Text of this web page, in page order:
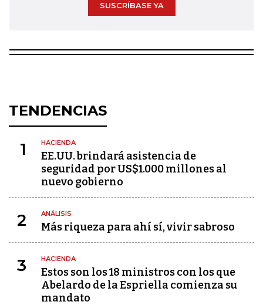
SUSCRÍBASE YA
TENDENCIAS
1 HACIENDA
EE.UU. brindará asistencia de
seguridad por US$1.000 millones al
nuevo gobierno
2 ANÁLISIS
Más riqueza para ahí sí, vivir sabroso
3 HACIENDA
Estos son los 18 ministros con los que
Abelardo de la Espriella comienza su
mandato